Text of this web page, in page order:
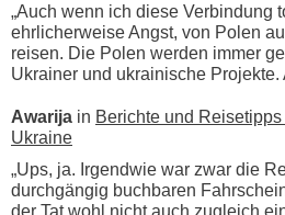
„Auch wenn ich diese Verbindung
ehrlicherweise Angst, von Polen
reisen. Die Polen werden immer
Ukrainer und ukrainische Projekte.
Awarija in Berichte und
Ukraine
„Ups, ja. Irgendwie war zwar die
durchgängig buchbaren
der Tat wohl nicht auch zugleich